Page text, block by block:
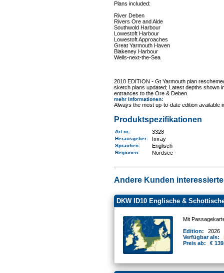
Plans included:
River Deben
Rivers Ore and Alde
Southwold Harbour
Lowestoft Harbour
Lowestoft Approaches
Great Yarmouth Haven
Blakeney Harbour
Wells-next-the-Sea
2010 EDITION - Gt Yarmouth plan
sketch plans updated; Latest depths shown
entrances to the Ore & Deben.
mehr Informationen:
Always the most up-to-date edition
Produktspezifikationen
Art.nr. : 3328
Herausgeber: Imray
Sprachen: Englisch
Regionen: Nordsee
Andere Kunden
DKW ID10 Englische &
Mit
Edition:
2026
Verfügbar als:
Preis ab:
€